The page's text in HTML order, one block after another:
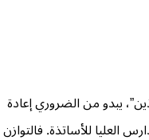
يبدو من الضروري إعادة
العليا للأساتذة. فالتوازن